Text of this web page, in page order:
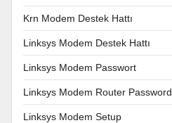
Krn Modem Destek Hattı
Linksys Modem Destek Hattı
Linksys Modem Passwort
Linksys Modem Router Password
Linksys Modem Setup